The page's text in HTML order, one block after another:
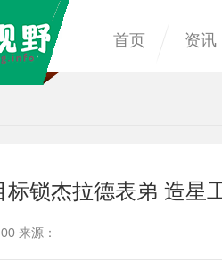
首页 资讯
标锁杰拉德表弟 造星
来源：